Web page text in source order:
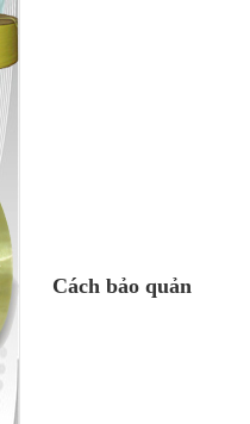
Cách bảo quản